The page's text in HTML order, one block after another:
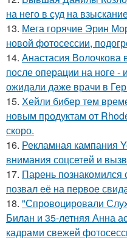
на него в суд на
13. Мега горячие Эрин
новой фотосессии,
14. Анастасия Волочкова
после операции на ноге -
ожидали даже врачи в
15. Хейли бибер тем
новым продуктам от
скоро.
16. Рекламная кампания
внимания соцсетей и
17. Парень познакомился
позвал её на первое
18. "Спровоцировали
Билан и 35-летняя Анна
кадрами свежей